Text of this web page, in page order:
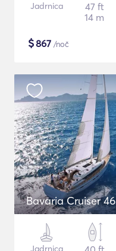
Jadrnica
47 ft
14 m
$867 /noč
Bavaria Cruiser 46
Jadrnica